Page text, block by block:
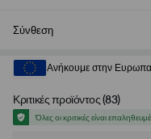
Σύνθεση
Ανήκουμε στην
Κριτικές προϊόντος(83)
Όλες οι κριτικές είναι